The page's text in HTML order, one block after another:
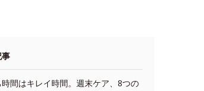
時間はキレイ時間。週末ケア、8つの